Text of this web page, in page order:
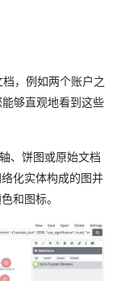
，例如两个账户之
够直观地看到这些
、饼图或原始文档
化实体构成的图并
和图标。